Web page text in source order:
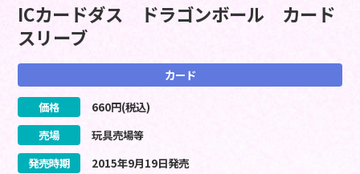
ICカードダス ドラゴンボール カード
スリーブ
カード
価格 660円(税込)
売場
玩具売場等
発売時期
2015年9月19日発売